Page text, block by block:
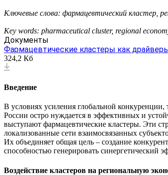
Ключевые слова: фармацевтический кластер,
Key words: pharmaceutical cluster, regional
Документы
Фармацевтические кластеры как
324,2 Кб
Введение
В условиях усиления глобальной конкуренции,
России остро нуждается в эффективных и
выступают фармацевтические кластеры. Эти
локализованные сети взаимосвязанных
Их объединяет общая цель – создание
способностью генерировать синергетический
Воздействие кластеров на региональную